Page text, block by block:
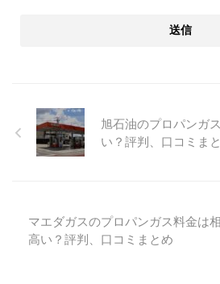
旭石油のプロパンガ
い？評判、口コミま
マエダガスのプロパンガス料金は
高い？評判、口コミまとめ